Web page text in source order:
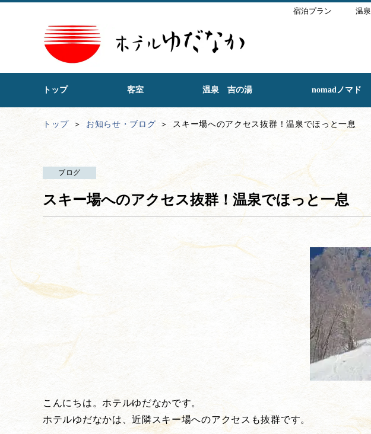
宿泊プラン 温泉
トップ 客室 温泉 吉の湯 nomadノマド
トップ お知らせ・ブログ スキー場へのアクセス抜群！温泉でほっと一息
ブログ
スキー場へのアクセス抜群！温泉でほっと一息
こんにちは。ホテルゆだなかです。
ホテルゆだなかは、近隣スキー場へのアクセスも抜群です。